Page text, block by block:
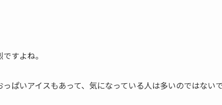
すよね。
ぱいアイスもあって、気になっている人は多いのではない